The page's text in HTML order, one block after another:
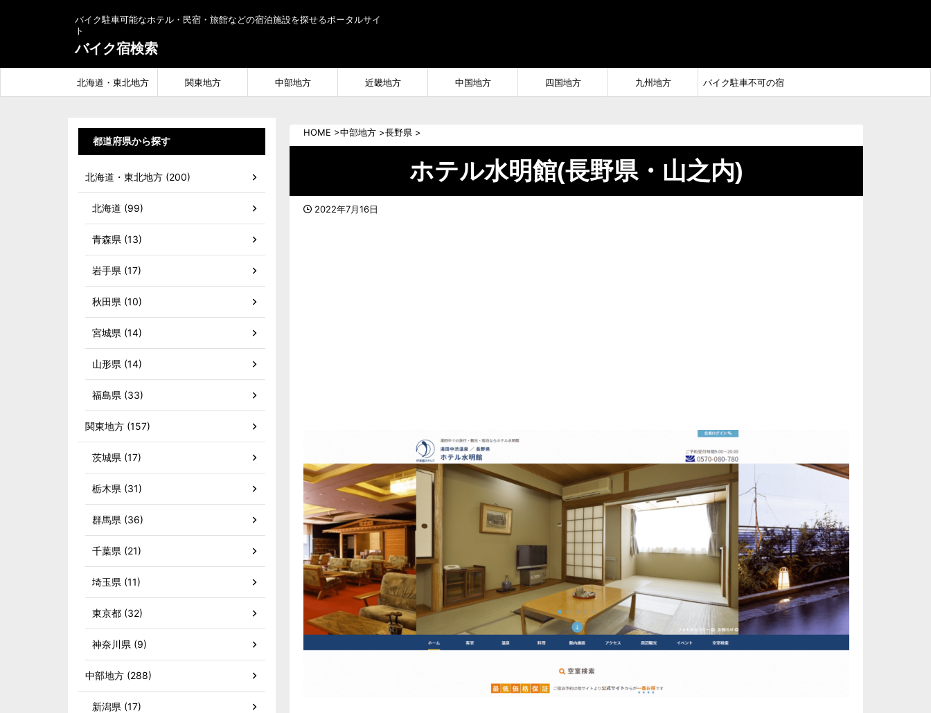
バイク駐車可能なホテル・民宿・旅館などの宿泊施設を探せるポータルサイ
ト
バイク宿検索
北海道・東北地方 関東地方 中部地方 近畿地方 中国地方 四国地方 九州地方 バイク駐車不可の宿
HOME >中部地方 >長野県 >
ホテル水明館(長野県・山之内)
2022年7月16日
都道府県から探す
北海道・東北地方 (200)
北海道 (99)
青森県 (13)
岩手県 (17)
秋田県 (10)
宮城県 (14)
山形県 (14)
福島県 (33)
関東地方 (157)
茨城県 (17)
栃木県 (31)
群馬県 (36)
千葉県 (21)
埼玉県 (11)
東京都 (32)
神奈川県 (9)
中部地方 (288)
新潟県 (17)